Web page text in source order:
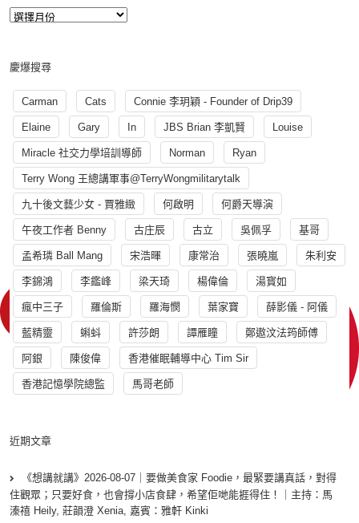
慶爆搜尋
Carman Cats Connie 李玥穎 - Founder of Drip39
Elaine Gary In JBS Brian 李凱賢 Louise
Miracle 社交力學培訓導師 Norman Ryan
Terry Wong 王總講軍事@TerryWongmilitarytalk
九十後文藝少女 - 賈雅緻 何啟明 何爵天導演
午夜工作者 Benny 古庄辰 古立 吳佩孚 基哥
孟希璘 Ball Mang 宋浩暉 康常治 張曉嵐 朱利安
李錦鴻 李鑑峰 梁天琦 楊偉倫 湯寳如
瘋中三子 羅倫斯 羅海憫 葉家寶 薛影儀 - 阿儀
藍精靈 蝌蚪 許莎朗 譚雁瞳 鄭遨汶法筠師傅
阿銀 陳俊偉 香港催眠輔導中心 Tim Sir
香港記憶學院總監 馬哥老師
近期文章
《想講就講》2026-08-07｜要做美食家 Foodie，最緊要講真話，對得
住觀眾；只要好食，也會撐小店食肆，希望佢哋能捱得住！｜主持：馬
溱禧 Heily, 莊韻澄 Xenia, 嘉賓：雅軒 Kinki